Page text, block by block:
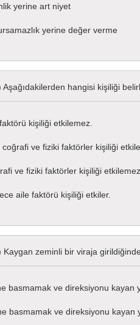
yerine art niyet
yerine değer verme
Aşağıdakilerden hangisi kişiliği
kişiliği etkilemez.
coğrafi ve fiziki faktörler kişiliği
ve fiziki faktörler kişiliği etkilemez.
aile faktörü kişiliği etkiler.
Kaygan zeminli bir viraja
basmamak ve direksiyonu kayan
basmamak ve direksiyonu kayan